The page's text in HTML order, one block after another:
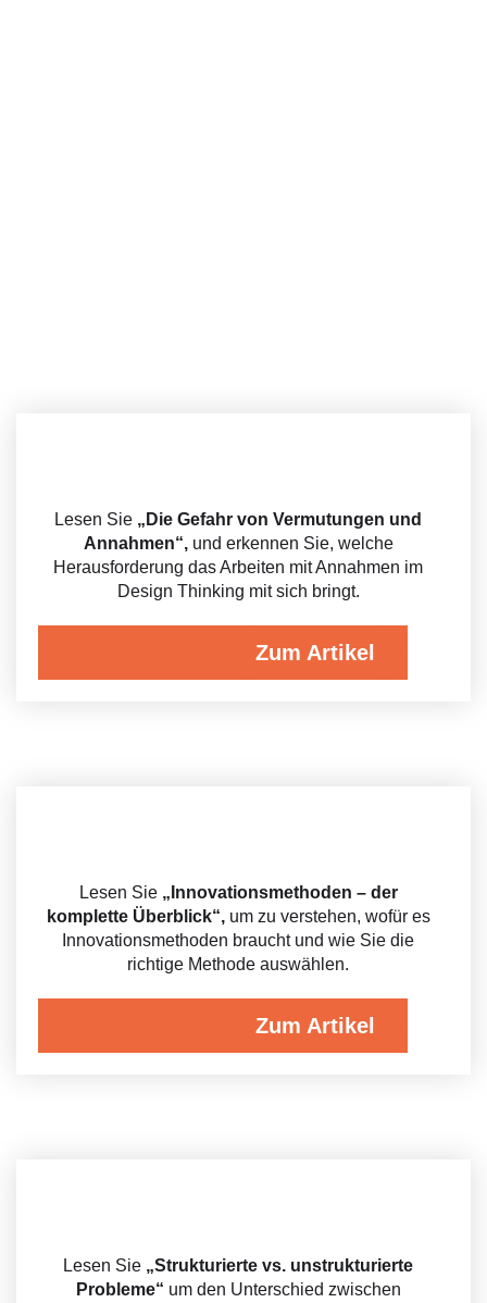
Lesen Sie „Die Gefahr von Vermutungen und
Annahmen“, und erkennen Sie, welche
Herausforderung das Arbeiten mit Annahmen im
Design Thinking mit sich bringt.
Zum Artikel
Lesen Sie „Innovationsmethoden – der
komplette Überblick“, um zu verstehen, wofür es
Innovationsmethoden braucht und wie Sie die
richtige Methode auswählen.
Zum Artikel
Lesen Sie „Strukturierte vs. unstrukturierte
Probleme“ um den Unterschied zwischen